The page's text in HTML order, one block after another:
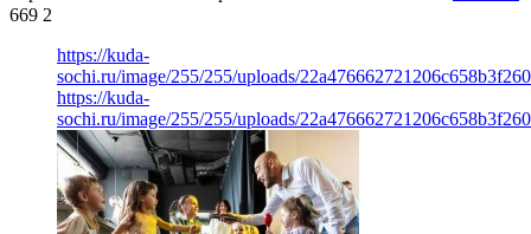
669 2
https://kuda-
sochi.ru/image/255/255/uploads/
https://kuda-
sochi.ru/image/255/255/uploads/